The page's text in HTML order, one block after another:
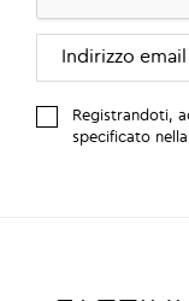
Registrandoti,
specificato